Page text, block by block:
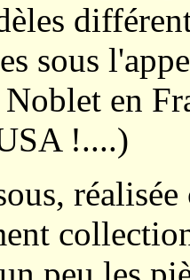
sous
en
!....)